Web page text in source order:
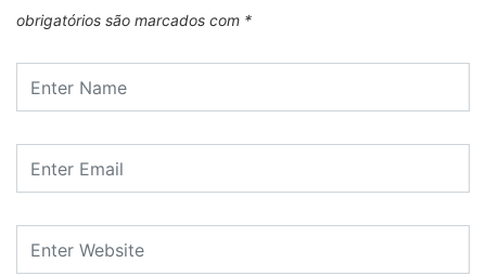
obrigatórios são marcados com *